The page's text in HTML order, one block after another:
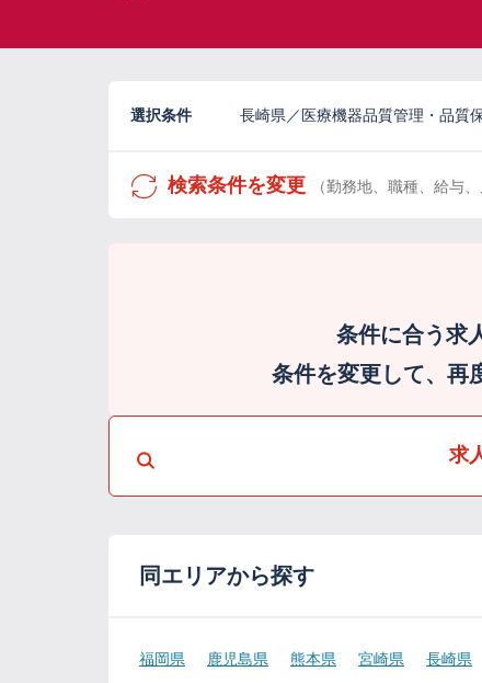
選択条件 長崎県／医療機器品質管理・品質
検索条件を変更 （勤務地、職種、給与
条件に合う求
条件を変更して、再
求
同エリアから探す
福岡県 鹿児島県 熊本県 宮崎県 長崎県